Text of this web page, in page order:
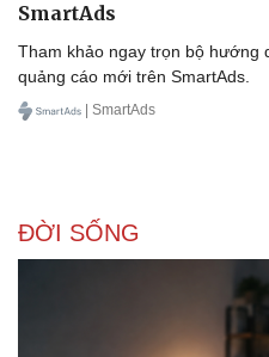
Doanh nghiệp
Vì cộng đồng
SmartAds
Tham khảo ngay trọn bộ hướng
quảng cáo mới trên SmartAds.
| SmartAds
ĐỜI SỐNG